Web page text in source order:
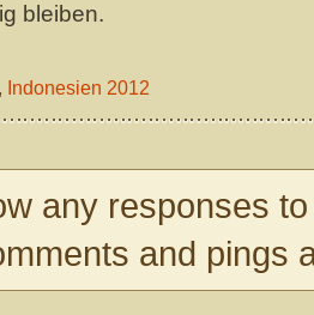
bleiben.
, Indonesien 2012
any responses
and pings